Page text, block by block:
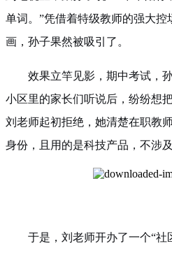
单词。”凭借着特级教师的强大
画，孙子果然被吸引了。
效果立竿见影，期中考试，
小区里的家长们听说后，纷纷想
刘老师起初拒绝，她清楚在职教
身份，且用的是科技产品，不涉
于是，刘老师开办了一个“